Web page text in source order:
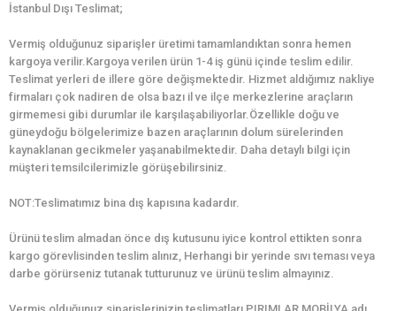
İstanbul Dışı Teslimat;
Vermiş olduğunuz siparişler üretimi tamamlandıktan sonra hemen
kargoya verilir.Kargoya verilen ürün 1-4 iş günü içinde teslim edilir.
Teslimat yerleri de illere göre değişmektedir. Hizmet aldığımız nakliye
firmaları çok nadiren de olsa bazı il ve ilçe merkezlerine araçların
girmemesi gibi durumlar ile karşılaşabiliyorlar.Özellikle doğu ve
güneydoğu bölgelerimize bazen araçlarının dolum sürelerinden
kaynaklanan gecikmeler yaşanabilmektedir. Daha detaylı bilgi için
müşteri temsilcilerimizle görüşebilirsiniz.
NOT:Teslimatımız bina dış kapısına kadardır.
Ürünü teslim almadan önce dış kutusunu iyice kontrol ettikten sonra
kargo görevlisinden teslim alınız, Herhangi bir yerinde sıvı teması veya
darbe görürseniz tutanak tutturunuz ve ürünü teslim almayınız.